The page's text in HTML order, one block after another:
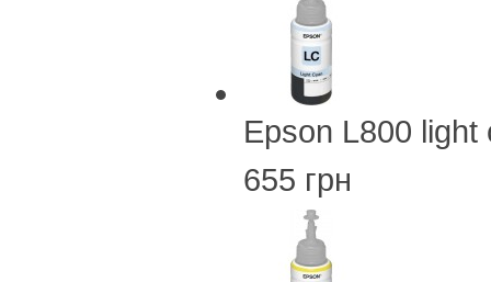
Epson L800
655 грн